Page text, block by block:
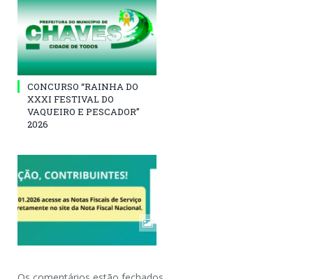
CONCURSO “RAINHA DO
XXXI FESTIVAL DO
VAQUEIRO E PESCADOR”
2026